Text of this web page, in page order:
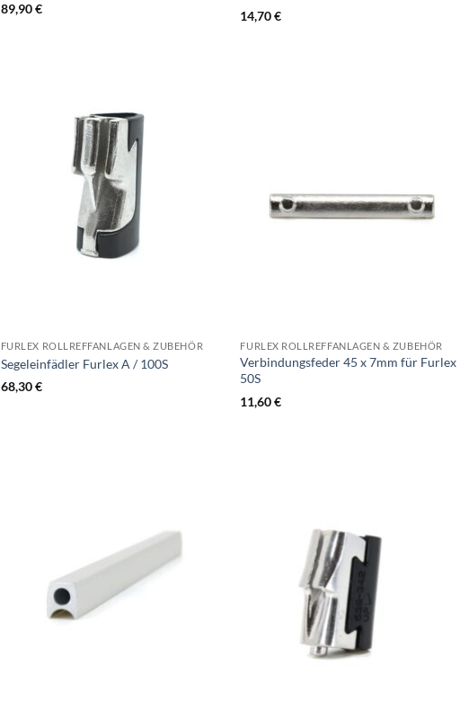
89,90€
14,70€
FURLEX ROLLREFFANLAGEN & ZUBEHÖR
Segeleinfädler Furlex A / 100S
68,30€
FURLEX ROLLREFFANLAGEN & ZUBEHÖR
Verbindungsfeder 45 x 7mm für Furlex
50S
11,60€